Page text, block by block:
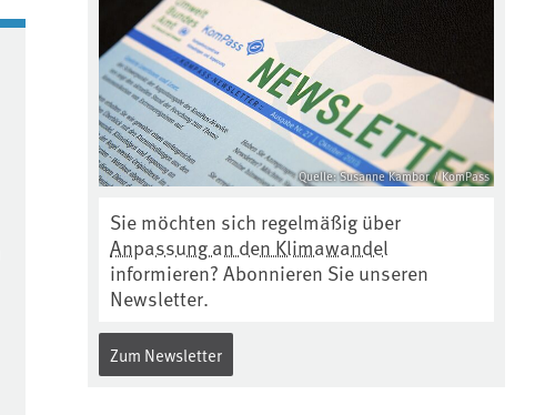
Quelle: Susanne Kambor / KomPass
Sie möchten sich regelmäßig über
Anpassung an den Klimawandel
informieren? Abonnieren Sie unseren
Newsletter.
Zum Newsletter